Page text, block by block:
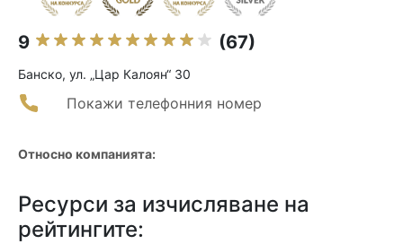
9 (67)
Банско, ул. „Цар Калоян“ 30
Покажи телефонния номер
Относно компанията:
Ресурси за изчисляване на
рейтингите: